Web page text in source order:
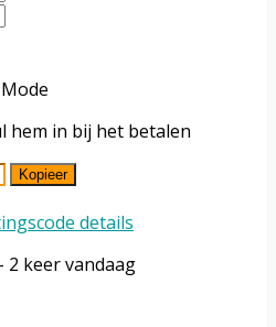
hem in bij het betalen
Kopieer
details
2 keer vandaag